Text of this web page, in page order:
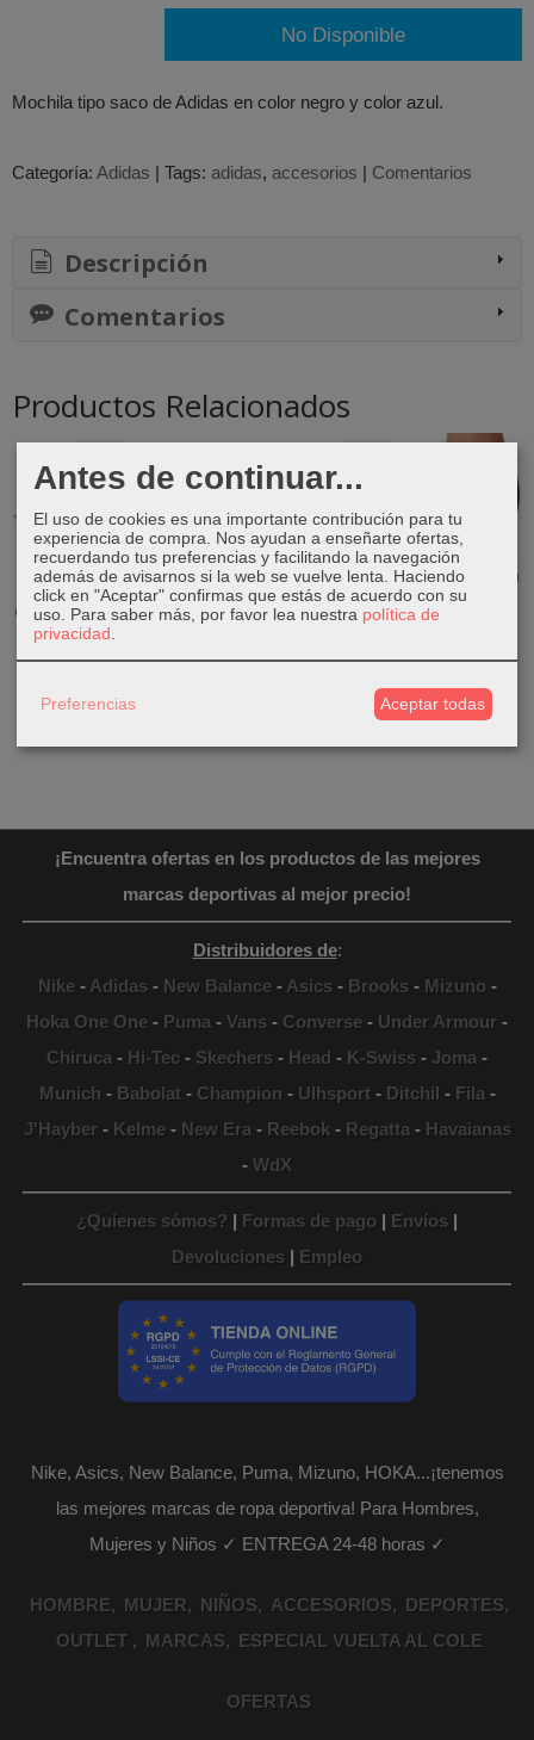
No Disponible
Mochila tipo saco de Adidas en color negro y color azul.
Categoría: Adidas | Tags: adidas accesorios | Comentarios
Descripción
Comentarios
Productos Relacionados
Zapatillas
Adidas Grand
Court Mickey...
19,90 €
45,00 €
Gorra New
Era New York
Yankees...
Bota Fútbol
Adidas X
Crazyfast
Club...
34,90 €
Malla Corta
Techfit
Volleyball...
¡Encuentra ofertas en los productos de las mejores
marcas deportivas al mejor precio!
Distribuidores de:
Nike- Adidas- New Balance- Asics- Brooks- Mizuno-
Hoka One One - Puma - Vans - Converse - Under Armour -
Chiruca - Hi-Tec - Skechers - Head - K-Swiss - Joma -
Munich - Babolat- Champion - Ulhsport- Ditchil - Fila -
J'Hayber- Kelme- New Era - Reebok- Regatta - Havaianas
- WdX
¿Quienes sómos? | Formas de pago | Envíos |
Devoluciones | Empleo
Nike, Asics, New Balance, Puma, Mizuno, HOKA...¡tenemos
las mejores marcas de ropa deportiva! Para Hombres,
Mujeres y Niños ✓ ENTREGA 24-48 horas ✓
HOMBRE MUJER NIÑOS ACCESORIOS
DEPORTES
OUTLET
MARCAS ESPECIAL VUELTA AL COLE
OFERTAS
Antes de continuar...
El uso de cookies es una importante contribución para tu
experiencia de compra. Nos ayudan a enseñarte ofertas,
recuerdando tus preferencias y facilitando la navegación
además de avisarnos si la web se vuelve lenta. Haciendo
click en "Aceptar" confirmas que estás de acuerdo con su
uso. Para saber más, por favor lea nuestra política de
privacidad
Preferencias Aceptar todas